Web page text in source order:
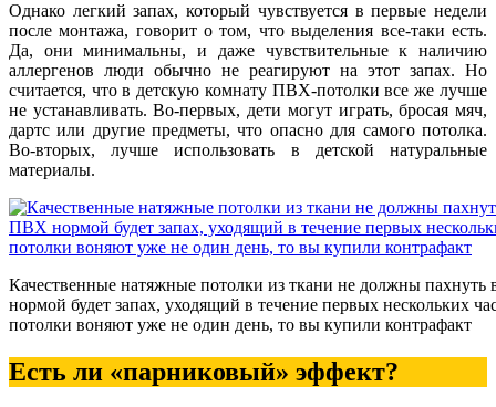
Однако легкий запах, который чувствуется в первые недели
после монтажа, говорит о том, что выделения все-таки есть.
Да, они минимальны, и даже чувствительные к наличию
аллергенов люди обычно не реагируют на этот запах. Но
считается, что в детскую комнату ПВХ-потолки все же лучше
не устанавливать. Во-первых, дети могут играть, бросая мяч,
дартс или другие предметы, что опасно для самого потолка.
Во-вторых, лучше использовать в детской натуральные
материалы.
Качественные натяжные потолки из ткани не должны
нормой будет запах, уходящий в течение первых нескольких
потолки воняют уже не один день, то вы купили контрафакт
Есть ли «парниковый» эффект?